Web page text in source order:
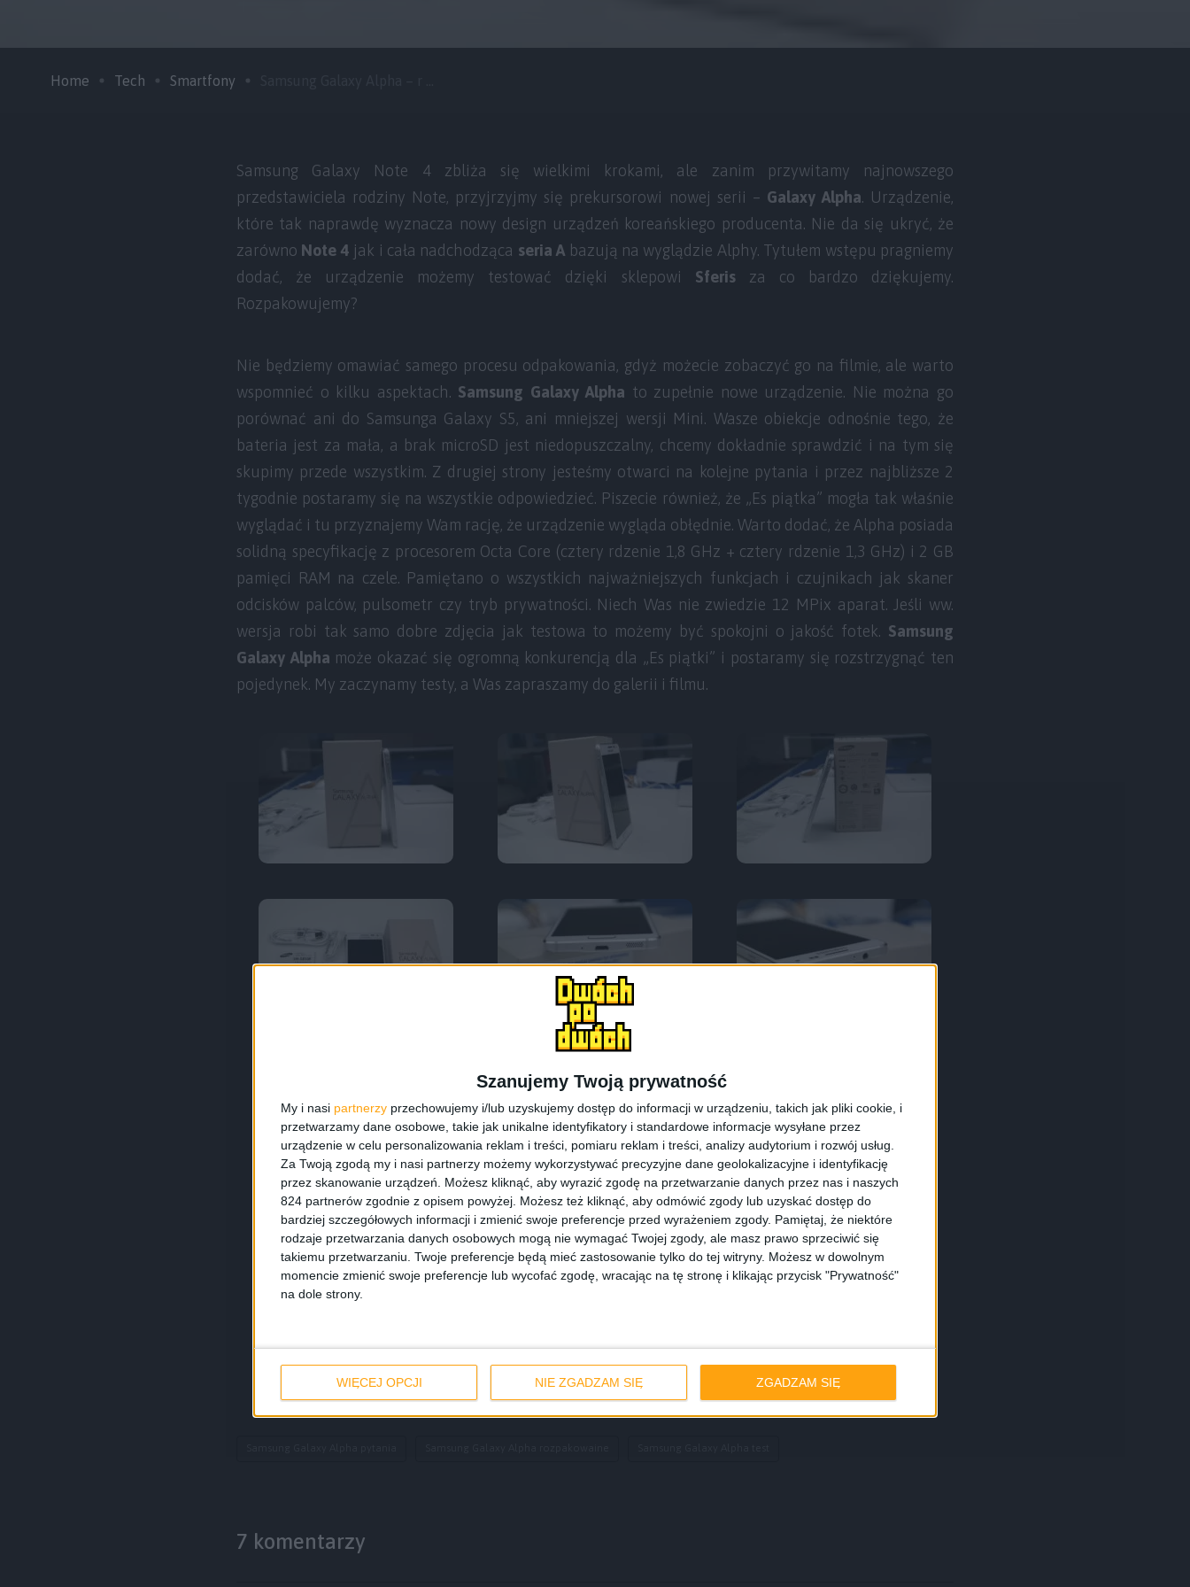
Szanujemy Twoją prywatność
My i nasi partnerzy przechowujemy i/lub uzyskujemy dostęp do informacji w urządzeniu, takich jak pliki cookie, i
przetwarzamy dane osobowe, takie jak unikalne identyfikatory i standardowe informacje wysyłane przez
urządzenie w celu personalizowania reklam i treści, pomiaru reklam i treści, analizy audytorium i rozwój usług.
Za Twoją zgodą my i nasi partnerzy możemy wykorzystywać precyzyjne dane geolokalizacyjne i identyfikację
przez skanowanie urządzeń. Możesz kliknąć, aby wyrazić zgodę na przetwarzanie danych przez nas i naszych
824 partnerów zgodnie z opisem powyżej. Możesz też kliknąć, aby odmówić zgody lub uzyskać dostęp do
bardziej szczegółowych informacji i zmienić swoje preferencje przed wyrażeniem zgody. Pamiętaj, że niektóre
rodzaje przetwarzania danych osobowych mogą nie wymagać Twojej zgody, ale masz prawo sprzeciwić się
takiemu przetwarzaniu. Twoje preferencje będą mieć zastosowanie tylko do tej witryny. Możesz w dowolnym
momencie zmienić swoje preferencje lub wycofać zgodę, wracając na tę stronę i klikając przycisk "Prywatność"
na dole strony.
WIĘCEJ OPCJI NIE ZGADZAM SIĘ ZGADZAM SIĘ
Home Tech Smartfony
Samsung Galaxy Note 4 zbliża się wielkimi krokami, ale zanim przywitamy najnowszego
przedstawiciela rodziny Note, przyjrzyjmy się prekursorowi nowej serii – Galaxy Alpha. Urządzenie,
które tak naprawdę wyznacza nowy design urządzeń koreańskiego producenta. Nie da się ukryć, że
zarówno Note 4 jak i cała nadchodząca seria A bazują na wyglądzie Alphy. Tytułem wstępu pragniemy
dodać, że urządzenie możemy testować dzięki sklepowi Sferisza co bardzo dziękujemy.
Rozpakowujemy?
Nie będziemy omawiać samego procesu odpakowania, gdyż możecie zobaczyć go na filmie, ale warto
wspomnieć o kilku aspektach. Samsung Galaxy Alpha to zupełnie nowe urządzenie. Nie można go
porównać ani do Samsunga Galaxy S5, ani mniejszej wersji Mini. Wasze obiekcje odnośnie tego, że
bateria jest za mała, a brak microSD jest niedopuszczalny, chcemy dokładnie sprawdzić i na tym się
skupimy przede wszystkim. Z drugiej strony jesteśmy otwarci na kolejne pytania i przez najbliższe 2
tygodnie postaramy się na wszystkie odpowiedzieć. Piszecie również, że „Es piątka” mogła tak właśnie
wyglądać i tu przyznajemy Wam rację, że urządzenie wygląda obłędnie. Warto dodać, że Alpha posiada
solidną specyfikację z procesorem Octa Core (cztery rdzenie 1,8 GHz + cztery rdzenie 1,3 GHz) i 2 GB
pamięci RAM na czele. Pamiętano o wszystkich najważniejszych funkcjach i czujnikach jak skaner
odcisków palców, pulsometr czy tryb prywatności. Niech Was nie zwiedzie 12 MPix aparat. Jeśli ww.
wersja robi tak samo dobre zdjęcia jak testowa to możemy być spokojni o jakość fotek. Samsung
Galaxy Alpha może okazać się ogromną konkurencją dla „Es piątki” i postaramy się rozstrzygnąć ten
pojedynek. My zaczynamy testy, a Was zapraszamy do galerii i filmu.
7 komentarzy